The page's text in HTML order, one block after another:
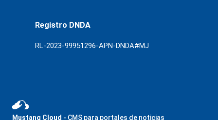
Registro DNDA
RL-2023-99951296-APN-DNDA#MJ
Mustang Cloud - CMS para portales de noticias